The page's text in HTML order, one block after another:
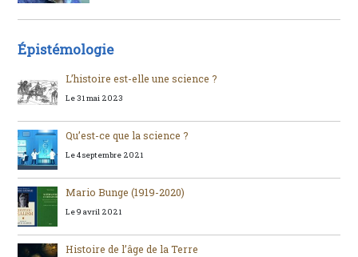
Épistémologie
L’histoire est-elle une science ?
Le 31 mai 2023
Qu’est-ce que la science ?
Le 4 septembre 2021
Mario Bunge (1919-2020)
Le 9 avril 2021
Histoire de l’âge de la Terre